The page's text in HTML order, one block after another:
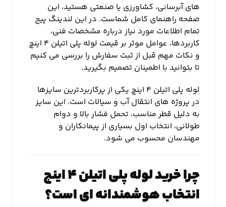
های آبرسانی، کشاورزی یا صنعتی هستید، این
صفحه راهنمای کامل شماست. در این لندینگ پیج
تمام اطلاعات مورد نیاز درباره مشخصات فنی،
کاربردها، عوامل موثر بر قیمت لوله پلی اتیلن ۴ اینچ
و نکات مهم قبل از ثبت سفارش را بررسی می کنیم
تا بتوانید با اطمینان تصمیم بگیرید.
لوله پلی اتیلن ۴ اینچ یکی از پرکاربردترین سایزها
در پروژه های انتقال آب و سیالات است. این سایز
به دلیل قطر مناسب، تحمل فشار بالا و دوام
طولانی، انتخاب اول بسیاری از پیمانکاران و
مهندسان محسوب می شود.
چرا خرید لوله پلی اتیلن ۴ اینچ
انتخاب هوشمندانه ای است؟